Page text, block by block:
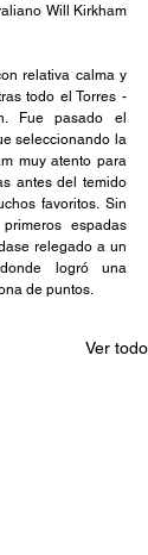
Will Kirkham
relativa calma y
todo el Torres -
Fue pasado el
seleccionando la
muy atento para
antes del temido
favoritos. Sin
espadas
relegado a un
logró una
de puntos.
Ver todo